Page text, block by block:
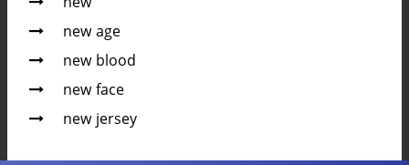
new age
new blood
new face
new jersey